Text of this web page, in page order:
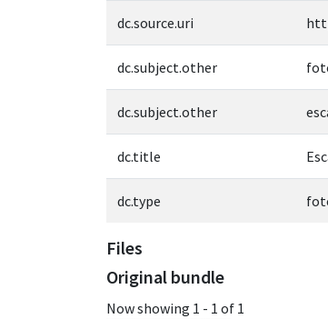
dc.source.uri
dc.subject.other
dc.subject.other
dc.title
dc.type
Files
Original bundle
Now showing 1 - 1 of 1